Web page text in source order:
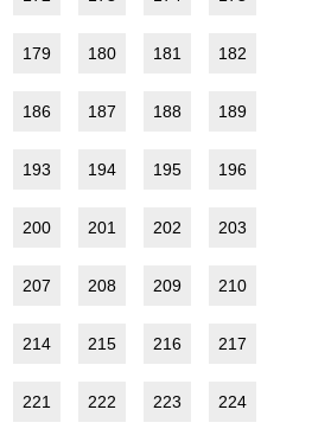
179 180 181 182
186 187 188 189
193 194 195 196
200 201 202 203
207 208 209 210
214 215 216 217
221 222 223 224